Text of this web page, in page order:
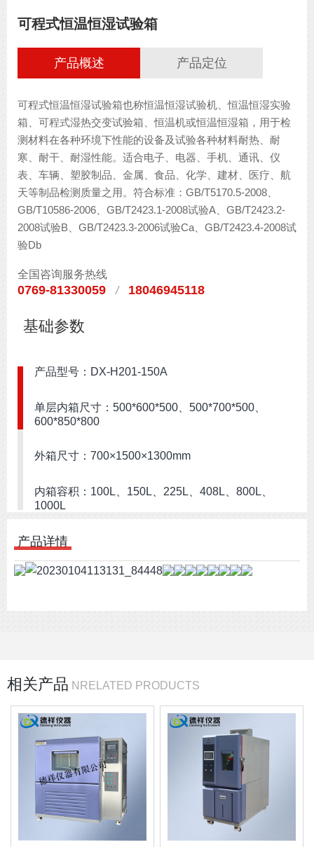
可程式恒温恒湿试验箱
产品概述 产品定位
可程式恒温恒湿试验箱也称恒温恒湿试验机、恒温恒湿实验
箱、可程式湿热交变试验箱、恒温机或恒温恒湿箱，用于检
测材料在各种环境下性能的设备及试验各种材料耐热、耐
寒、耐干、耐湿性能。适合电子、电器、手机、通讯、仪
表、车辆、塑胶制品、金属、食品、化学、建材、医疗、航
天等制品检测质量之用。符合标准：GB/T5170.5-2008、
GB/T10586-2006、GB/T2423.1-2008试验A、GB/T2423.2-
2008试验B、GB/T2423.3-2006试验Ca、GB/T2423.4-2008试
验Db
全国咨询服务热线
0769-81330059 / 18046945118
基础参数
产品型号：DX-H201-150A
单层内箱尺寸：500*600*500、500*700*500、
600*850*800
外箱尺寸：700×1500×1300mm
内箱容积：100L、150L、225L、408L、800L、
1000L
开门方式：单门左开
冷却方式：风冷
机身颜色：紫罗兰
产品详情
相关产品 NRELATED PRODUCTS